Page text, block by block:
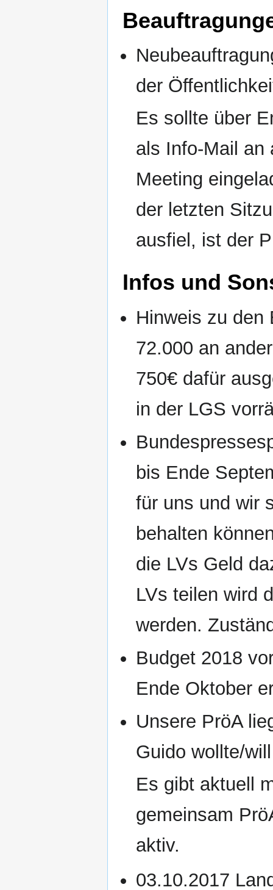
der
Es sollte über
als Info-Mail an
Meeting
der letzten
ausfiel, ist der
Infos und
Hinweis zu den
72.000 an
750€ dafür
in der LGS
bis Ende
für uns und wir
behalten
die LVs Geld
LVs teilen wird
werden.
Budget 2018
Ende Oktober
Unsere PröA
Guido wollte/
Es gibt aktuell
gemeinsam
aktiv.
03.10.2017